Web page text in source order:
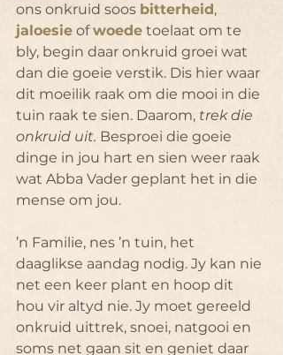
ons onkruid soos bitterheid,
jaloesie of woede toelaat om te
bly, begin daar onkruid groei wat
dan die goeie verstik. Dis hier waar
dit moeilik raak om die mooi in die
tuin raak te sien. Daarom, trek die
onkruid uit. Besproei die goeie
dinge in jou hart en sien weer raak
wat Abba Vader geplant het in die
mense om jou.
’n Familie, nes ’n tuin, het
daaglikse aandag nodig. Jy kan nie
net een keer plant en hoop dit
hou vir altyd nie. Jy moet gereeld
onkruid uittrek, snoei, natgooi en
soms net gaan sit en geniet daar